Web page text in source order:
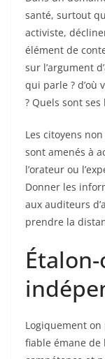
santé, surtout
activiste,
élément de
sur l’argument
qui parle ? d’où
? Quels sont ses
Les citoyens
sont amenés à
l’orateur ou
Donner les
aux auditeurs
prendre la
Logiquement
fiable émane de